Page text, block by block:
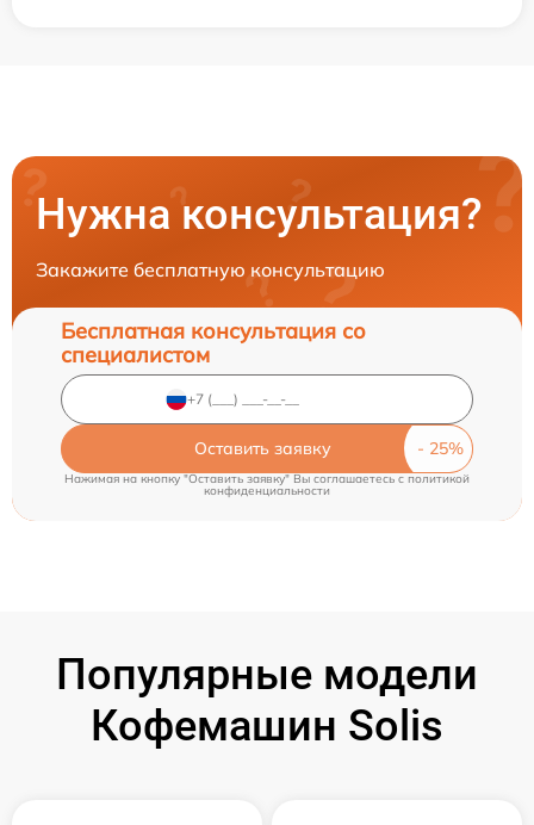
Нужна консультация?
Закажите бесплатную консультацию
Бесплатная консультация со
специалистом
Оставить заявку
Нажимая на кнопку "Оставить заявку" Вы соглашаетесь cполитикой
конфиденциальности
Популярные модели
Кофемашин Solis